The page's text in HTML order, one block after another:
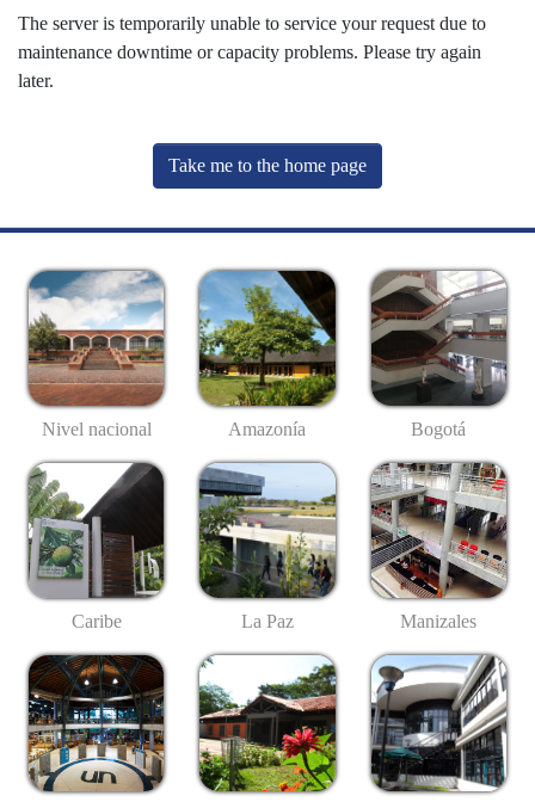
The server is temporarily unable to service your request due to
maintenance downtime or capacity problems. Please try again
later.
Take me to the home page
Nivel nacional Amazonía Bogotá
Caribe La Paz Manizales